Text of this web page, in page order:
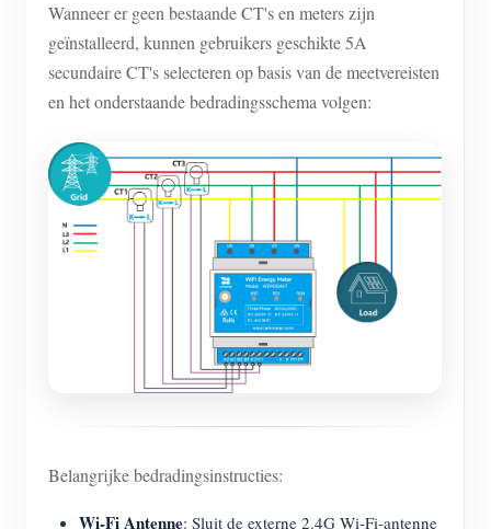
Wanneer er geen bestaande CT's en meters zijn
geïnstalleerd, kunnen gebruikers geschikte 5A
secundaire CT's selecteren op basis van de meetvereisten
en het onderstaande bedradingsschema volgen:
Belangrijke bedradingsinstructies:
Wi-Fi Antenne: Sluit de externe 2.4G Wi-Fi-antenne